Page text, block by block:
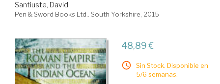
Santiuste, David
Pen & Sword Books Ltd.. South Yorkshire, 2015
48,89 €
Sin Stock. Disponible en
5/6 semanas.